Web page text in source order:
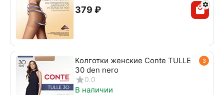
‍379‍ ₽
3
Колготки женские Conte TULLE
30 den nero
0.0
В наличии